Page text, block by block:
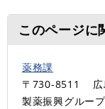
このページに
薬務課
〒730-8511
製薬振興グループ